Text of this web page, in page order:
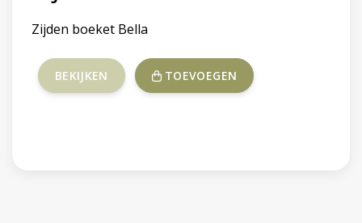
cup peacock
Rice – Roestvrijstalen thermobeker